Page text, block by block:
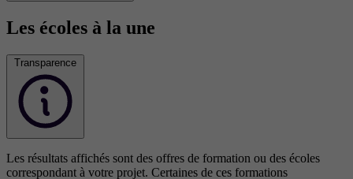
Les écoles à la une
Transparence
Les résultats affichés sont des offres de formation ou des écoles
correspondant à votre projet. Certaines de ces formations